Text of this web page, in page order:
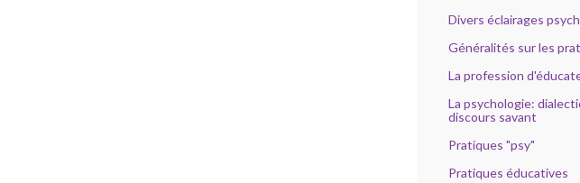
Divers éclairages
Généralités sur les
La profession
La psychologie:
discours savant
Pratiques "psy"
Pratiques éducatives